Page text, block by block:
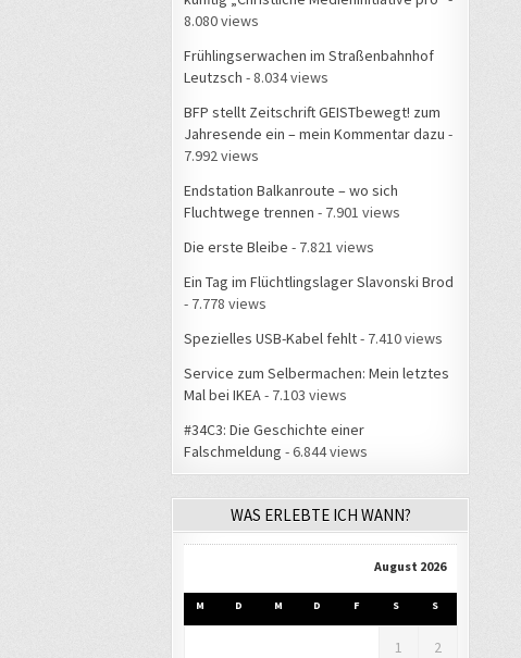
8.080 views
Frühlingserwachen im Straßenbahnhof
Leutzsch - 8.034 views
BFP stellt Zeitschrift GEISTbewegt! zum
Jahresende ein – mein Kommentar dazu -
7.992 views
Endstation Balkanroute – wo sich
Fluchtwege trennen - 7.901 views
Die erste Bleibe - 7.821 views
Ein Tag im Flüchtlingslager Slavonski Brod
- 7.778 views
Spezielles USB-Kabel fehlt- 7.410 views
Service zum Selbermachen: Mein letztes
Mal bei IKEA - 7.103 views
#34C3: Die Geschichte einer
Falschmeldung - 6.844 views
WAS ERLEBTE ICH WANN?
August 2026
M D M D F S S
1 2